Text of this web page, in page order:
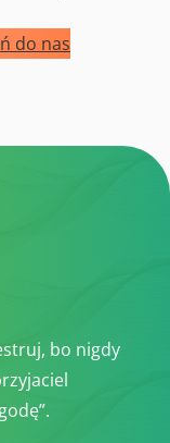
do nas
bo nigdy